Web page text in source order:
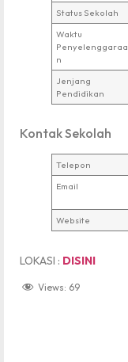
Status Sekolah
Waktu
Penyelenggaraa
n
Jenjang
Pendidikan
Kontak Sekolah
Telepon
Email
Website
LOKASI : DISINI
Views: 69